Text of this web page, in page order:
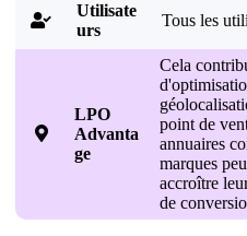

Utilisate
urs
Tous les

LPO
Advanta
ge
Cela
point de
annuaires
marques
accroître
de